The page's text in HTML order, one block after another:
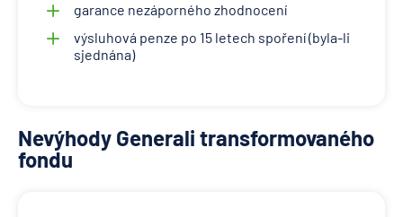
garance nezáporného zhodnocení
výsluhová penze po 15 letech spoření (byla-li
sjednána)
Nevýhody Generali transformovaného
fondu